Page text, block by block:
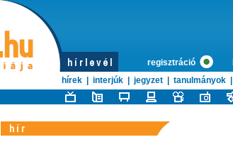
regisztráció
hírek
interjúk jegyzet tanulmányok